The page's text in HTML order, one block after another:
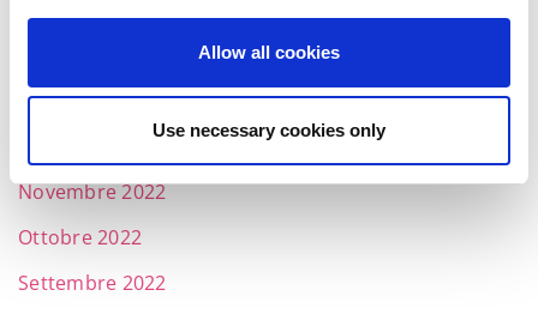
Allow all cookies
Use necessary cookies only
Gennaio 2023
Novembre 2022
Ottobre 2022
Settembre 2022